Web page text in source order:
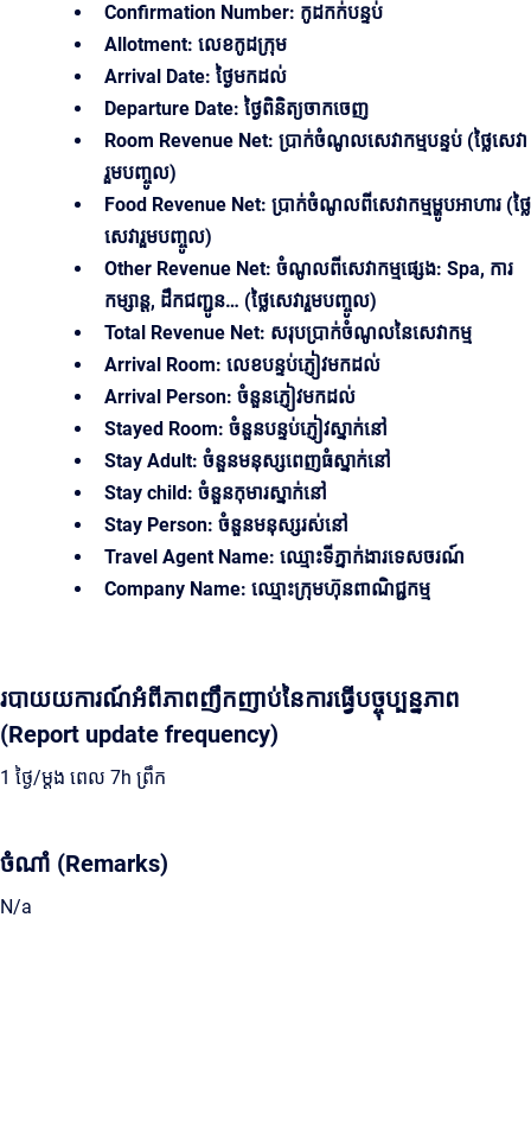
Confirmation Number: កូដកក់បន្ទប់
Allotment: លេខកូដក្រុម
Arrival Date: ថ្ងៃមកដល់
Departure Date: ថ្ងៃពិនិត្យចាកចេញ
Room Revenue Net: ប្រាក់ចំណូលសេវាកម្មបន្ទប់ (ថ្លៃសេវា
រួមបញ្ចូល)
Food Revenue Net: ប្រាក់ចំណូលពីសេវាកម្មម្ហូបអាហារ (ថ្លៃ
សេវារួមបញ្ចូល)
Other Revenue Net: ចំណូលពីសេវាកម្មផ្សេង: Spa, ការ
កម្សាន្ត, ដឹកជញ្ជូន… (ថ្លៃសេវារួមបញ្ចូល)
Total Revenue Net: សរុបប្រាក់ចំណូលនៃសេវាកម្ម
Arrival Room: លេខបន្ទប់ភ្ញៀវមកដល់
Arrival Person: ចំនួនភ្ញៀវមកដល់
Stayed Room: ចំនួនបន្ទប់ភ្ញៀវស្នាក់នៅ
Stay Adult: ចំនួនមនុស្សពេញធំស្នាក់នៅ
Stay child: ចំនួនកុមារស្នាក់នៅ
Stay Person: ចំនួនមនុស្សរស់នៅ
Travel Agent Name: ឈ្មោះទីភ្នាក់ងារទេសចរណ៍
Company Name: ឈ្មោះក្រុមហ៊ុនពាណិជ្ជកម្ម
របាយយការណ៍អំពីភាពញឹកញាប់នៃការធ្វើបច្ចុប្បន្នភាព
(Report update frequency)
1 ថ្ងៃ/ម្ដង ពេល 7h ព្រឹក
ចំណាំ (Remarks)
N/a